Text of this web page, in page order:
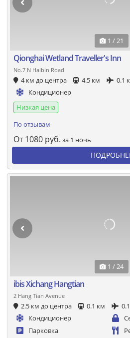
1 / 21
Qionghai Wetland Traveller's Inn
No.7 N Haibin Road
4 км до центра 4.5 км
0.1
Кондиционер
Низкая цена
По отзывам
От 1080 руб. за 1 ночь
1 / 24
ibis Xichang Hangtian
2 Hang Tian Avenue
2.5 км до центра 0.1 км
Кондиционер
Парковка